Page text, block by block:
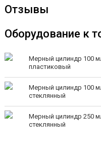
Невероятная
точнее АСП-3;
металлическая
продаётся в
легкий;
Отзывы
Оборудование к
Мерный цилиндр 100
пластиковый
Мерный цилиндр 100
стеклянный
Мерный цилиндр 250
стеклянный